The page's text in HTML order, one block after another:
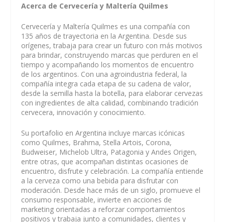
Acerca de Cervecería y Maltería Quilmes
Cervecería y Maltería Quilmes es una compañía con
135 años de trayectoria en la Argentina. Desde sus
orígenes, trabaja para crear un futuro con más motivos
para brindar, construyendo marcas que perduren en el
tiempo y acompañando los momentos de encuentro
de los argentinos. Con una agroindustria federal, la
compañía integra cada etapa de su cadena de valor,
desde la semilla hasta la botella, para elaborar cervezas
con ingredientes de alta calidad, combinando tradición
cervecera, innovación y conocimiento.
Su portafolio en Argentina incluye marcas icónicas
como Quilmes, Brahma, Stella Artois, Corona,
Budweiser, Michelob Ultra, Patagonia y Andes Origen,
entre otras, que acompañan distintas ocasiones de
encuentro, disfrute y celebración. La compañía entiende
a la cerveza como una bebida para disfrutar con
moderación. Desde hace más de un siglo, promueve el
consumo responsable, invierte en acciones de
marketing orientadas a reforzar comportamientos
positivos y trabaja junto a comunidades, clientes y